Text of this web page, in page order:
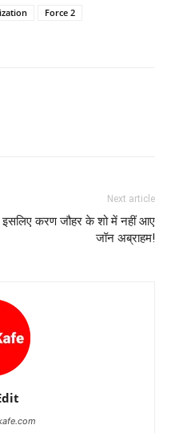
Force 2
Next article
इसलिए करण जौहर के शो में नहीं आए
जॉन अब्राहम!